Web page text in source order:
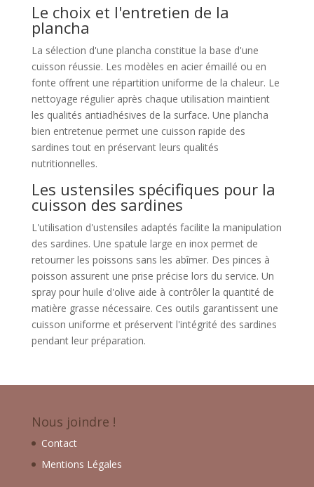
Le choix et l'entretien de la
plancha
La sélection d'une plancha constitue la base d'une
cuisson réussie. Les modèles en acier émaillé ou en
fonte offrent une répartition uniforme de la chaleur. Le
nettoyage régulier après chaque utilisation maintient
les qualités antiadhésives de la surface. Une plancha
bien entretenue permet une cuisson rapide des
sardines tout en préservant leurs qualités
nutritionnelles.
Les ustensiles spécifiques pour la
cuisson des sardines
L'utilisation d'ustensiles adaptés facilite la manipulation
des sardines. Une spatule large en inox permet de
retourner les poissons sans les abîmer. Des pinces à
poisson assurent une prise précise lors du service. Un
spray pour huile d'olive aide à contrôler la quantité de
matière grasse nécessaire. Ces outils garantissent une
cuisson uniforme et préservent l'intégrité des sardines
pendant leur préparation.
Nous joindre !
Contact
Mentions Légales